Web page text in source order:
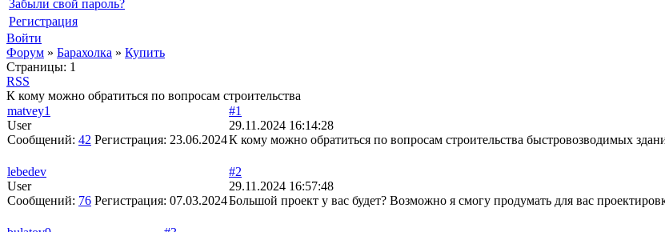
Забыли свой пароль?
Регистрация
Войти
Форум » Барахолка » Купить
Страницы: 1
RSS
К кому можно обратиться по вопросам строительства
matvey1
User
Сообщений: 42 Регистрация: 23.06.2024
#1
29.11.2024 16:14:28
К кому можно обратиться по вопросам строительства быстровозводимых
lebedev
User
Сообщений: 76 Регистрация: 07.03.2024
#2
29.11.2024 16:57:48
Большой проект у вас будет? Возможно я смогу продумать для вас